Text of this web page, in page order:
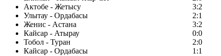
Актобе - Жетысу
3:2
Улытау - Ордабасы
2:1
Женис - Астана
3:2
Кайсар - Атырау
0:0
Тобол - Туран
2:0
Кайсар - Ордабасы
1:1